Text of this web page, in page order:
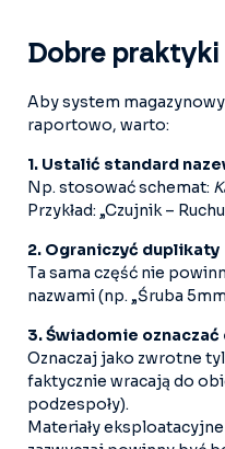
Dobre praktyki
Aby system
raportowo, warto:
1. Ustalić standard
Np. stosować schemat:
Przykład: „Czujnik –
2. Ograniczyć duplikaty
Ta sama część nie
nazwami (np. „Śruba
3. Świadomie
Oznaczaj jako zwrotne
faktycznie wracają do
podzespoły).
Materiały